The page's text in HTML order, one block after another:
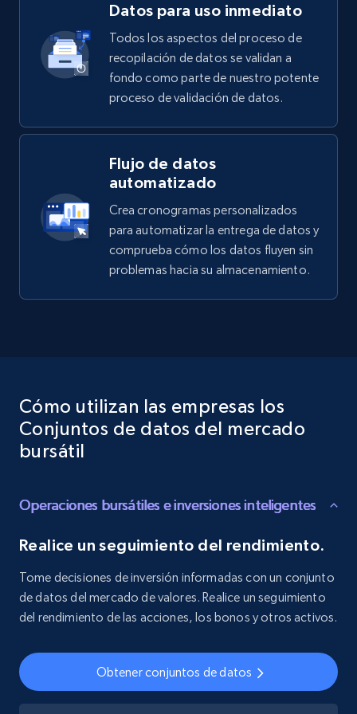
Datos para uso inmediato
Todos los aspectos del proceso de
recopilación de datos se validan a
fondo como parte de nuestro potente
proceso de validación de datos.
Flujo de datos
automatizado
Crea cronogramas personalizados
para automatizar la entrega de datos y
comprueba cómo los datos fluyen sin
problemas hacia su almacenamiento.
Cómo utilizan las empresas los
Conjuntos de datos del mercado
bursátil
Operaciones bursátiles e inversiones inteligentes
Realice un seguimiento del rendimiento.
Tome decisiones de inversión informadas con un conjunto
de datos del mercado de valores. Realice un seguimiento
del rendimiento de las acciones, los bonos y otros activos.
Obtener conjuntos de datos